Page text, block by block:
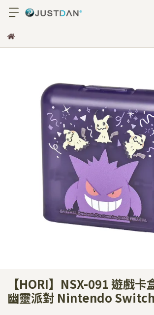
【HORI】NSX-091 遊戲卡
幽靈派對 Nintendo Switch